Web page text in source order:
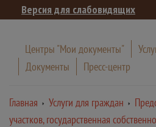
Версия для слабовидящих
Центры "Мои документы"
Документы
Пресс-центр
Главная Услуги для граждан
участков, государственная